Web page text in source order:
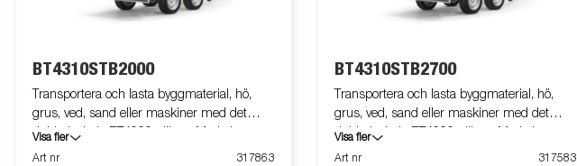
BT4310STB2000
Transportera och lasta byggmaterial, hö,
grus, ved, sand eller maskiner med det
dubbelaxlade BT4000-släpet. Med sin
robusta konstruktion och sina smarta
Visa fler
Art nr
317863
BT4310STB2700
Transportera och lasta byggmaterial, hö,
grus, ved, sand eller maskiner med det
dubbelaxlade BT4000-släpet. Med sin
robusta konstruktion och sina smarta
Visa fler
Art nr
317583